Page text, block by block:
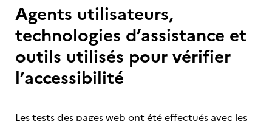
Agents utilisateurs,
technologies d’assistance et
outils utilisés pour vérifier
l’accessibilité
Les tests des pages web ont été effectués avec les